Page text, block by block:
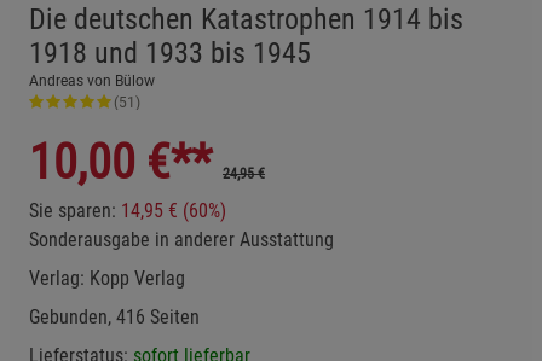
Die deutschen Katastrophen 1914 bis
1918 und 1933 bis 1945
Andreas von Bülow
(51)
10,00 €** 24,95 €
Sie sparen: 14,95 € (60%)
Sonderausgabe in anderer Ausstattung
Verlag: Kopp Verlag
Gebunden, 416 Seiten
Lieferstatus: sofort lieferbar